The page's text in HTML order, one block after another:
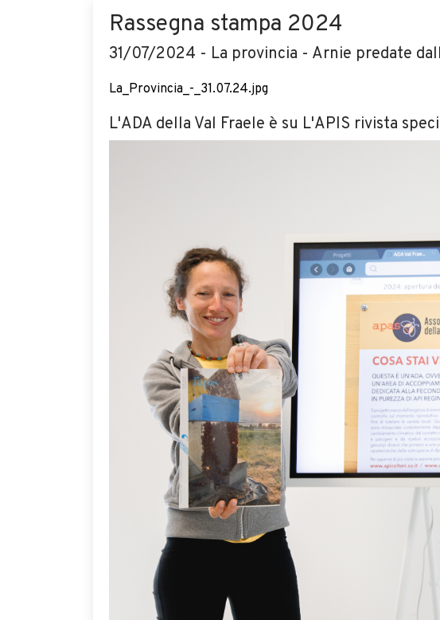
Rassegna stampa 2024
31/07/2024 - La provincia - Arnie predate
La_Provincia_-_31.07.24.jpg
L'ADA della Val Fraele è su L'APIS rivista